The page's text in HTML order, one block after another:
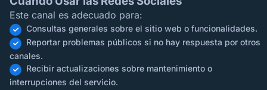
Este canal es adecuado para:
Consultas generales sobre el sitio web o funcionalidades.
Reportar problemas públicos si no hay respuesta por otros
canales.
Recibir actualizaciones sobre mantenimiento o
interrupciones del servicio.